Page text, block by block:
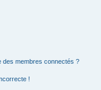
des membres connectés ?
!